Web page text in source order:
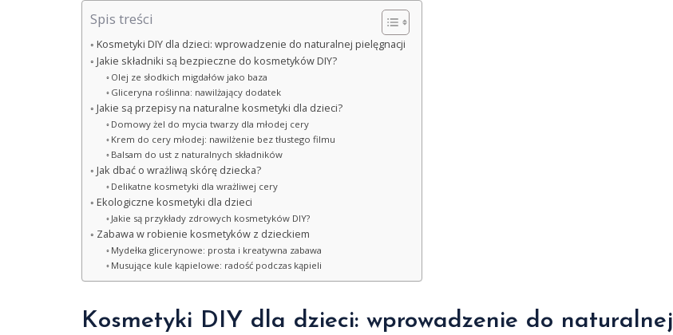
Spis treści
Kosmetyki DIY dla dzieci: wprowadzenie do naturalnej pielęgnacji
Jakie składniki są bezpieczne do kosmetyków DIY?
Olej ze słodkich migdałów jako baza
Gliceryna roślinna: nawilżający dodatek
Jakie są przepisy na naturalne kosmetyki dla dzieci?
Domowy żel do mycia twarzy dla młodej cery
Krem do cery młodej: nawilżenie bez tłustego filmu
Balsam do ust z naturalnych składników
Jak dbać o wrażliwą skórę dziecka?
Delikatne kosmetyki dla wrażliwej cery
Ekologiczne kosmetyki dla dzieci
Jakie są przykłady zdrowych kosmetyków DIY?
Zabawa w robienie kosmetyków z dzieckiem
Mydełka glicerynowe: prosta i kreatywna zabawa
Musujące kule kąpielowe: radość podczas kąpieli
Kosmetyki DIY dla dzieci: wprowadzenie do naturalnej